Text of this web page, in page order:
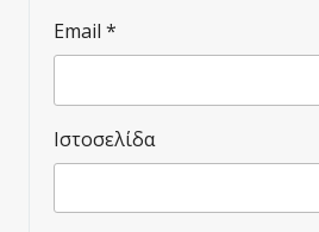
Email *
Ιστοσελίδα